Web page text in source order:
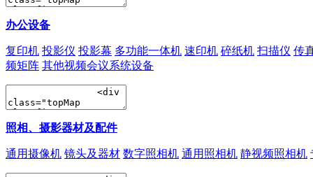
办公设备
复印机 投影仪 投影幕 多功能一体机 速印机 碎纸机 扫描仪 传
频矩阵 其他视频会议系统设备
照相、摄影器材及配件
通用摄像机 镜头及器材 数字照相机 通用照相机 静视频照相机